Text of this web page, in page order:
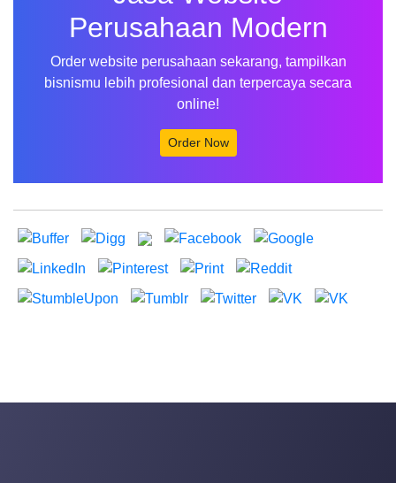
Perusahaan Modern
Order website perusahaan sekarang, tampilkan
bisnismu lebih profesional dan terpercaya secara
online!
Order Now